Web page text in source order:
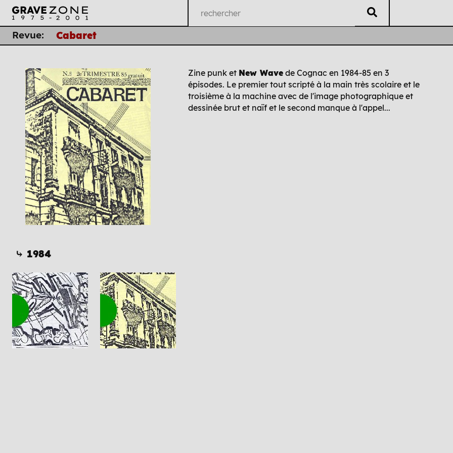
Véritable Listing U
Auteur·es
B
Revue: Cabaret
Zine punk et New Wave de Cognac en 1984-85 en 3
épisodes. Le premier tout scripté à la main très scolaire et le
troisième à la machine avec de l'image photographique et
dessinée brut et naïf et le second manque à l'appel...
⤷ 1984